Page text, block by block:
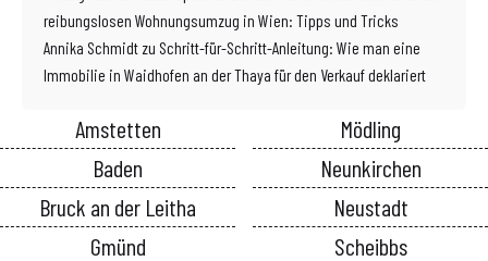
reibungslosen Wohnungsumzug in Wien: Tipps und Tricks
Annika Schmidt zu Schritt-für-Schritt-Anleitung: Wie man eine
Immobilie in Waidhofen an der Thaya für den Verkauf deklariert
Amstetten
Baden
Bruck an der Leitha
Gmünd
Mödling
Neunkirchen
Neustadt
Scheibbs